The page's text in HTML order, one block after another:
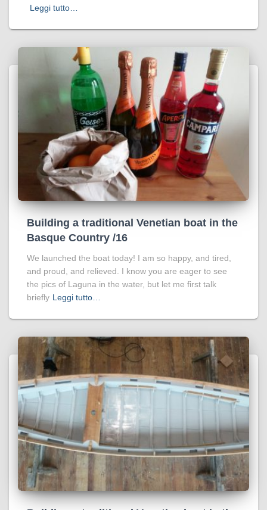
Leggi tutto…
Building a traditional Venetian boat in the
Basque Country /16
We launched the boat today! I am so happy, and tired,
and proud, and relieved. I know you are eager to see
the pics of Laguna in the water, but let me first talk
briefly Leggi tutto…